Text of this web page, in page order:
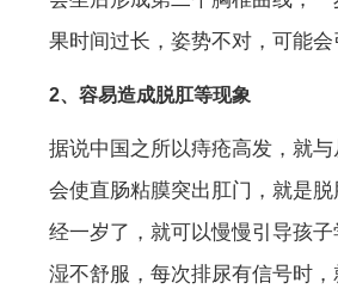
果时间过长，姿势不对，可能会
2、容易造成脱肛等现象
据说中国之所以痔疮高发，就
会使直肠粘膜突出肛门，就是
经一岁了，就可以慢慢引导孩
湿不舒服，每次排尿有信号时，